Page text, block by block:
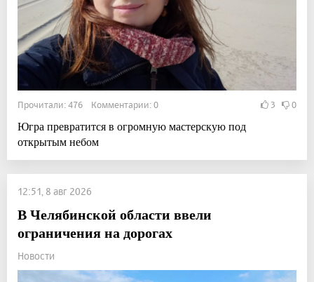
Прочитали: 476 Комментарии: 0 3 0
Югра превратится в огромную мастерскую под
открытым небом
12:51, 8 авг 2026
В Челябинской области ввели
ограничения на дорогах
Новости